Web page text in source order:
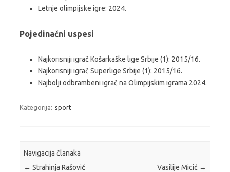
Letnje olimpijske igre: 2024.
Pojedinačni uspesi
Najkorisniji igrač Košarkaške lige Srbije (1): 2015/16.
Najkorisniji igrač Superlige Srbije (1): 2015/16.
Najbolji odbrambeni igrač na Olimpijskim igrama 2024.
Kategorija: sport
Navigacija članaka
← Strahinja Rašović Vasilije Micić →